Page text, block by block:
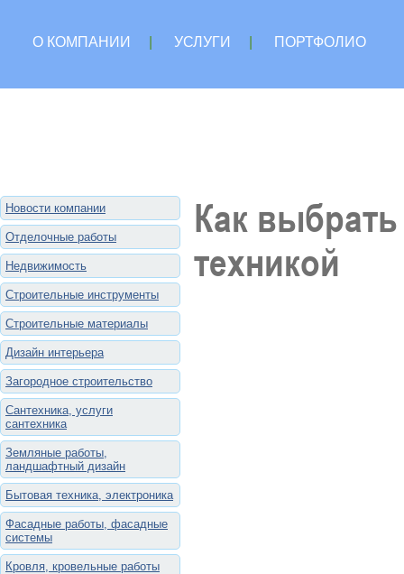
О КОМПАНИИ УСЛУГИ
ПОРТФОЛИО
Новости компании
Отделочные работы
Недвижимость
Строительные инструменты
Строительные материалы
Дизайн интерьера
Загородное строительство
Сантехника, услуги
сантехника
Земляные работы,
ландшафтный дизайн
Бытовая техника, электроника
Фасадные работы, фасадные
системы
Кровля, кровельные работы
Как
техникой